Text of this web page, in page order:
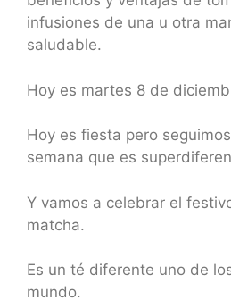
infusiones de una u otra
saludable.
Hoy es martes 8 de
Hoy es fiesta pero
semana que es
Y vamos a celebrar el
matcha.
Es un té diferente uno de
mundo.